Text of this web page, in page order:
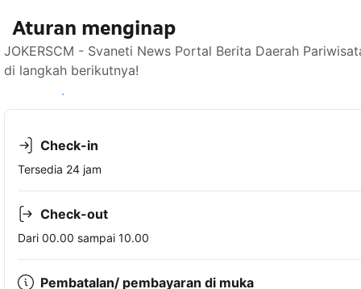
Aturan menginap
JOKERSCM - Svaneti News Portal Berita Daerah
di langkah berikutnya!
Lihat ketersediaan
Check-in
Tersedia 24 jam
Check-out
Dari 00.00 sampai 10.00
Pembatalan/ pembayaran di muka